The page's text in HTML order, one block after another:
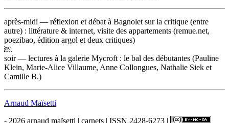
après-midi — réflexion et débat à Bagnolet sur la critique (entre
autre) : littérature & internet, visite des appartements (remue.net,
poezibao, édition argol et deux critiques)
￼
soir — lectures à la galerie Mycroft : le bal des débutantes (Pauline
Klein, Marie-Alice Villaume, Anne Collongues, Nathalie Siek et
Camille B.)
Arnaud Maïsetti
- 2026 arnaud maïsetti | carnets | ISSN 2428-6273 |